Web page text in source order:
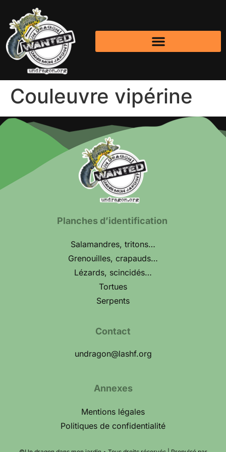
Couleuvre vipérine
Planches d’identification
Salamandres, tritons…
Grenouilles, crapauds…
Lézards, scincidés…
Tortues
Serpents
Contact
undragon@lashf.org
Annexes
Mentions légales
Politiques de confidentialité